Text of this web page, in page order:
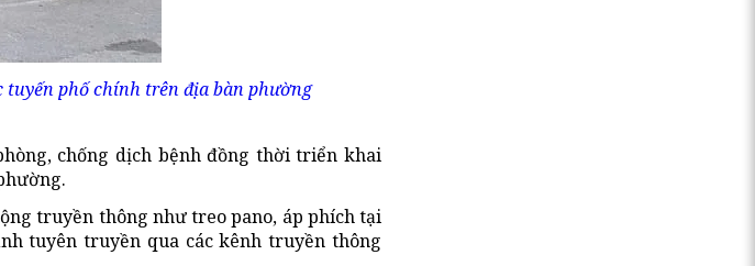
tuyến phố chính trên địa bàn phường
chống dịch bệnhđồng thời triển khai
truyền thông như treo pano, áp phích tại
tuyên truyền qua các kênh truyền thông